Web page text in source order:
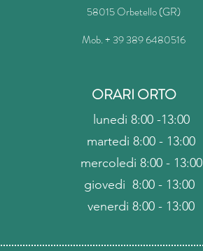
58015 Orbetello (GR)
Mob. + 39 389 6480516
ORARI ORTO
lunedi 8:00 -13:00
martedi 8:00 - 13:00
mercoledi 8:00 - 13:00
giovedi 8:00 - 13:00
venerdi 8:00 - 13:00